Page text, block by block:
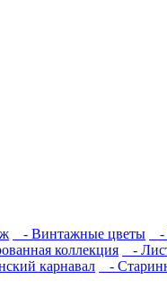
- Винтажные цветы -
коллекция -
карнавал -